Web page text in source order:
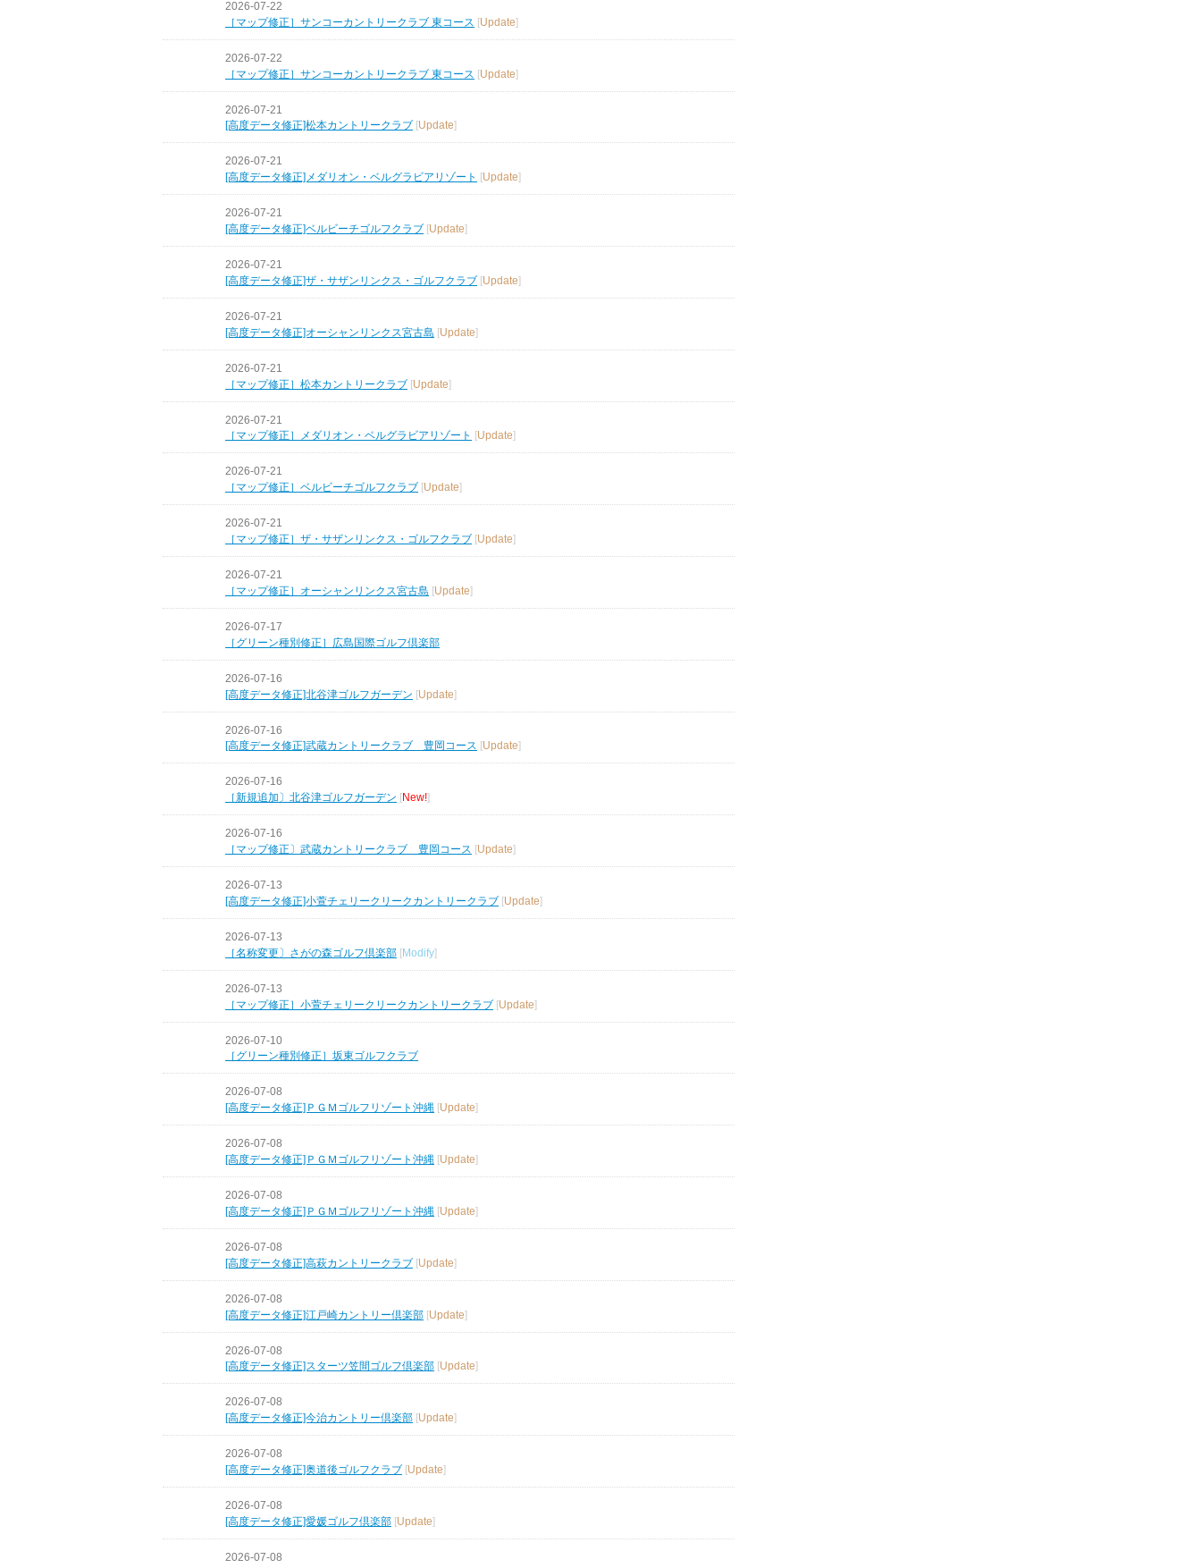
2026-07-22
［マップ修正］サンコーカントリークラブ 東コース [Update]
2026-07-22
［マップ修正］サンコーカントリークラブ 東コース [Update]
2026-07-21
[高度データ修正]松本カントリークラブ [Update]
2026-07-21
[高度データ修正]メダリオン・ベルグラビアリゾート [Update]
2026-07-21
[高度データ修正]ベルビーチゴルフクラブ [Update]
2026-07-21
[高度データ修正]ザ・サザンリンクス・ゴルフクラブ [Update]
2026-07-21
[高度データ修正]オーシャンリンクス宮古島 [Update]
2026-07-21
［マップ修正］松本カントリークラブ [Update]
2026-07-21
［マップ修正］メダリオン・ベルグラビアリゾート [Update]
2026-07-21
［マップ修正］ベルビーチゴルフクラブ [Update]
2026-07-21
［マップ修正］ザ・サザンリンクス・ゴルフクラブ [Update]
2026-07-21
［マップ修正］オーシャンリンクス宮古島 [Update]
2026-07-17
［グリーン種別修正］広島国際ゴルフ倶楽部
2026-07-16
[高度データ修正]北谷津ゴルフガーデン [Update]
2026-07-16
[高度データ修正]武蔵カントリークラブ 豊岡コース [Update]
2026-07-16
［新規追加〕北谷津ゴルフガーデン [New!]
2026-07-16
［マップ修正〕武蔵カントリークラブ 豊岡コース [Update]
2026-07-13
[高度データ修正]小萱チェリークリークカントリークラブ [Update]
2026-07-13
［名称変更〕さがの森ゴルフ倶楽部 [Modify]
2026-07-13
［マップ修正］小萱チェリークリークカントリークラブ [Update]
2026-07-10
［グリーン種別修正］坂東ゴルフクラブ
2026-07-08
[高度データ修正]ＰＧＭゴルフリゾート沖縄 [Update]
2026-07-08
[高度データ修正]ＰＧＭゴルフリゾート沖縄 [Update]
2026-07-08
[高度データ修正]ＰＧＭゴルフリゾート沖縄 [Update]
2026-07-08
[高度データ修正]高萩カントリークラブ [Update]
2026-07-08
[高度データ修正]江戸崎カントリー倶楽部 [Update]
2026-07-08
[高度データ修正]スターツ笠間ゴルフ倶楽部 [Update]
2026-07-08
[高度データ修正]今治カントリー倶楽部 [Update]
2026-07-08
[高度データ修正]奥道後ゴルフクラブ [Update]
2026-07-08
[高度データ修正]愛媛ゴルフ倶楽部 [Update]
2026-07-08